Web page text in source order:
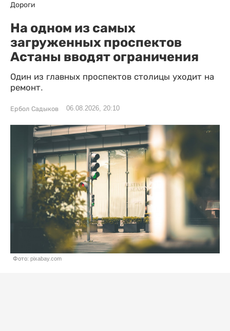
Дороги
На одном из самых
загруженных проспектов
Астаны вводят ограничения
Один из главных проспектов столицы уходит на
ремонт.
Ербол Садыков 06.08.2026, 20:10
Фото: pixabay.com